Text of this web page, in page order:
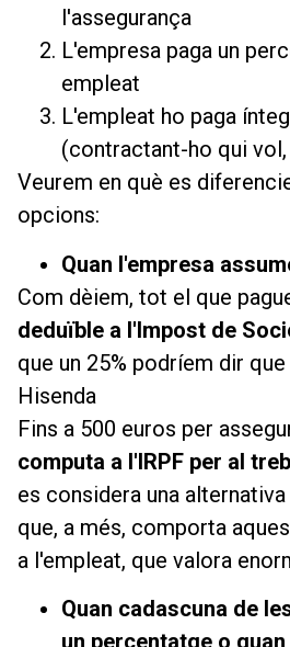
l'assegurança
L'empresa paga un
empleat
L'empleat ho paga
(contractant-ho qui
Veurem en què es
opcions:
Quan l'empresa
Com dèiem, tot el que
deduïble a l'Impost de
que un 25% podríem dir
Hisenda
Fins a 500 euros per
computa a l'IRPF per al
es considera una
que, a més, comporta
a l'empleat, que valora
Quan cadascuna de
un percentatge o